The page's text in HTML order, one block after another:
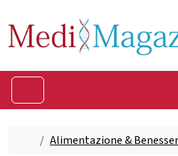
Home
Alimentazione &